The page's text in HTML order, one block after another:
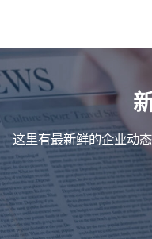
这里有最新鲜的企业动